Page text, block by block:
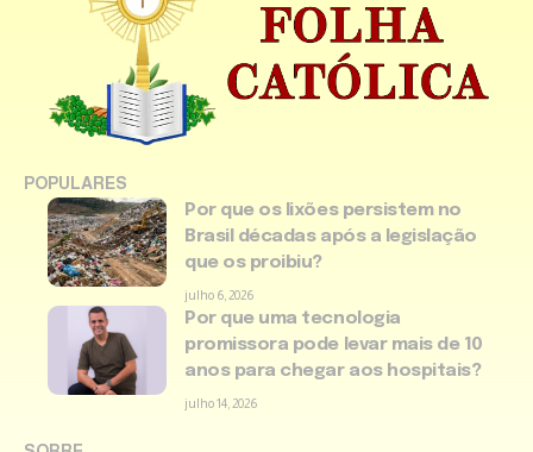
POPULARES
Por que os lixões persistem no
Brasil décadas após a legislação
que os proibiu?
julho 6, 2026
Por que uma tecnologia
promissora pode levar mais de 10
anos para chegar aos hospitais?
julho 14, 2026